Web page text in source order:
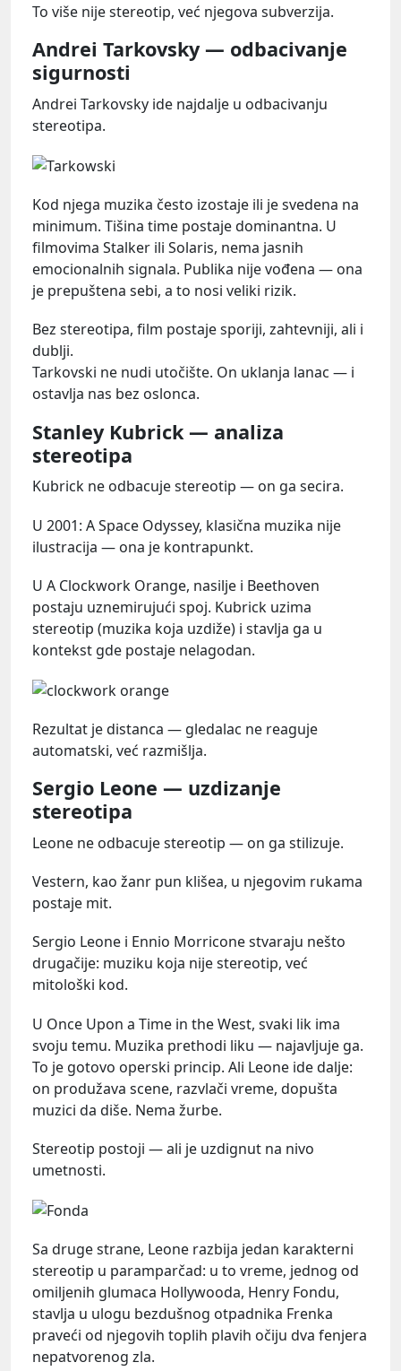
To više nije stereotip, već njegova subverzija.
Andrei Tarkovsky — odbacivanje
sigurnosti
Andrei Tarkovsky ide najdalje u odbacivanju
stereotipa.
Kod njega muzika često izostaje ili je svedena na
minimum. Tišina time postaje dominantna. U
filmovima Stalker ili Solaris, nema jasnih
emocionalnih signala. Publika nije vođena — ona
je prepuštena sebi, a to nosi veliki rizik.
Bez stereotipa, film postaje sporiji, zahtevniji, ali i
dublji.
Tarkovski ne nudi utočište. On uklanja lanac — i
ostavlja nas bez oslonca.
Stanley Kubrick — analiza
stereotipa
Kubrick ne odbacuje stereotip — on ga secira.
U 2001: A Space Odyssey, klasična muzika nije
ilustracija — ona je kontrapunkt.
U A Clockwork Orange, nasilje i Beethoven
postaju uznemirujući spoj. Kubrick uzima
stereotip (muzika koja uzdiže) i stavlja ga u
kontekst gde postaje nelagodan.
Rezultat je distanca — gledalac ne reaguje
automatski, već razmišlja.
Sergio Leone — uzdizanje
stereotipa
Leone ne odbacuje stereotip — on ga stilizuje.
Vestern, kao žanr pun klišea, u njegovim rukama
postaje mit.
Sergio Leone i Ennio Morricone stvaraju nešto
drugačije: muziku koja nije stereotip, već
mitološki kod.
U Once Upon a Time in the West, svaki lik ima
svoju temu. Muzika prethodi liku — najavljuje ga.
To je gotovo operski princip. Ali Leone ide dalje:
on produžava scene, razvlači vreme, dopušta
muzici da diše. Nema žurbe.
Stereotip postoji — ali je uzdignut na nivo
umetnosti.
Sa druge strane, Leone razbija jedan karakterni
stereotip u paramparčad: u to vreme, jednog od
omiljenih glumaca Hollywooda, Henry Fondu,
stavlja u ulogu bezdušnog otpadnika Frenka
praveći od njegovih toplih plavih očiju dva fenjera
nepatvorenog zla.